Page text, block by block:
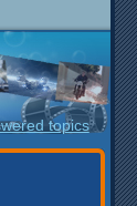
topics